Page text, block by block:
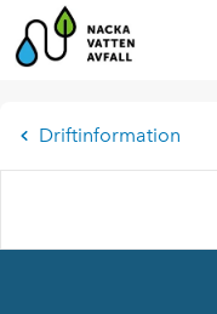
Driftinformation